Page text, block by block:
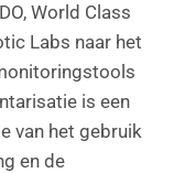
World Class
Labs naar het
is een
van het gebruik
en de